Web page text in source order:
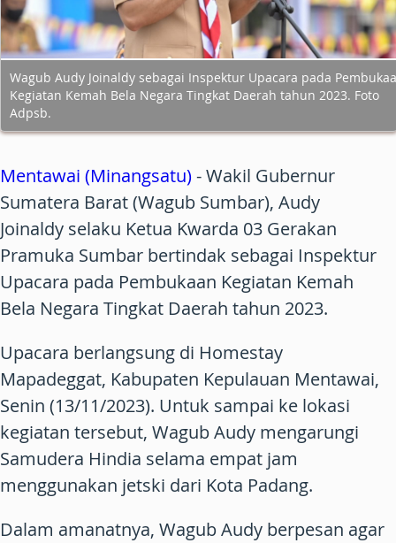
Wagub Audy Joinaldy sebagai Inspektur Upacara pada
Kegiatan Kemah Bela Negara Tingkat Daerah tahun 2023. Foto
Adpsb.
Mentawai (Minangsatu)- Wakil Gubernur
Sumatera Barat (Wagub Sumbar), Audy
Joinaldy selaku Ketua Kwarda 03 Gerakan
Pramuka Sumbar bertindak sebagai Inspektur
Upacara pada Pembukaan Kegiatan Kemah
Bela Negara Tingkat Daerah tahun 2023.
Upacara berlangsung di Homestay
Mapadeggat, Kabupaten Kepulauan Mentawai,
Senin (13/11/2023). Untuk sampai ke lokasi
kegiatan tersebut, Wagub Audy mengarungi
Samudera Hindia selama empat jam
menggunakan jetski dari Kota Padang.
Dalam amanatnya, Wagub Audy berpesan agar